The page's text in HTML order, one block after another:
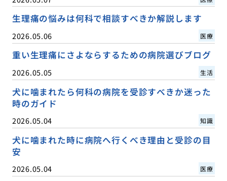
生理痛の悩みは何科で相談すべきか解説します
2026.05.06 医療
重い生理痛にさよならするための病院選びブログ
2026.05.05 生活
犬に噛まれたら何科の病院を受診すべきか迷った
時のガイド
2026.05.04 知識
犬に噛まれた時に病院へ行くべき理由と受診の目
安
2026.05.04 医療